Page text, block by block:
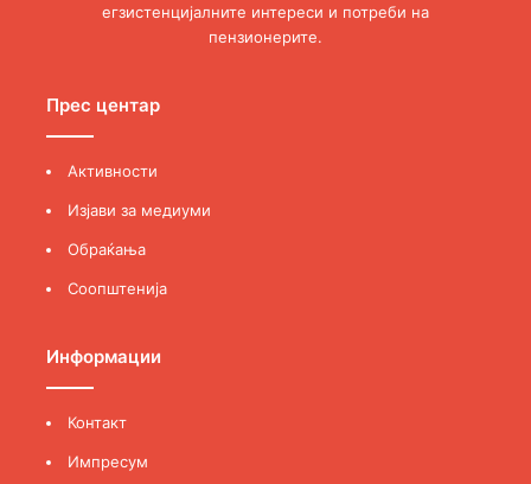
егзистенцијалните интереси и потреби на
пензионерите.
Прес центар
Активности
Изјави за медиуми
Обраќања
Соопштенија
Информации
Контакт
Импресум